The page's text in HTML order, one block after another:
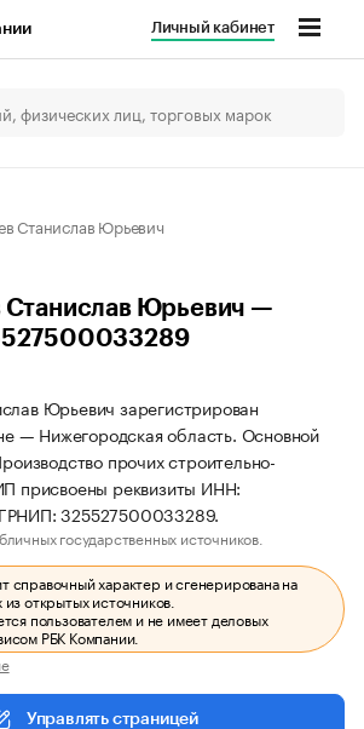
Личный кабинет
Станислав Юрьевич
Станислав Юрьевич —
Юрьевич зарегистрирован
— Нижегородская область. Основной
прочих строительно-
присвоены реквизиты ИНН:
325527500033289.
государственных источников.
справочный характер и сгенерирована на
открытых источников.
пользователем и не имеет деловых
РБК Компании.
Управлять страницей